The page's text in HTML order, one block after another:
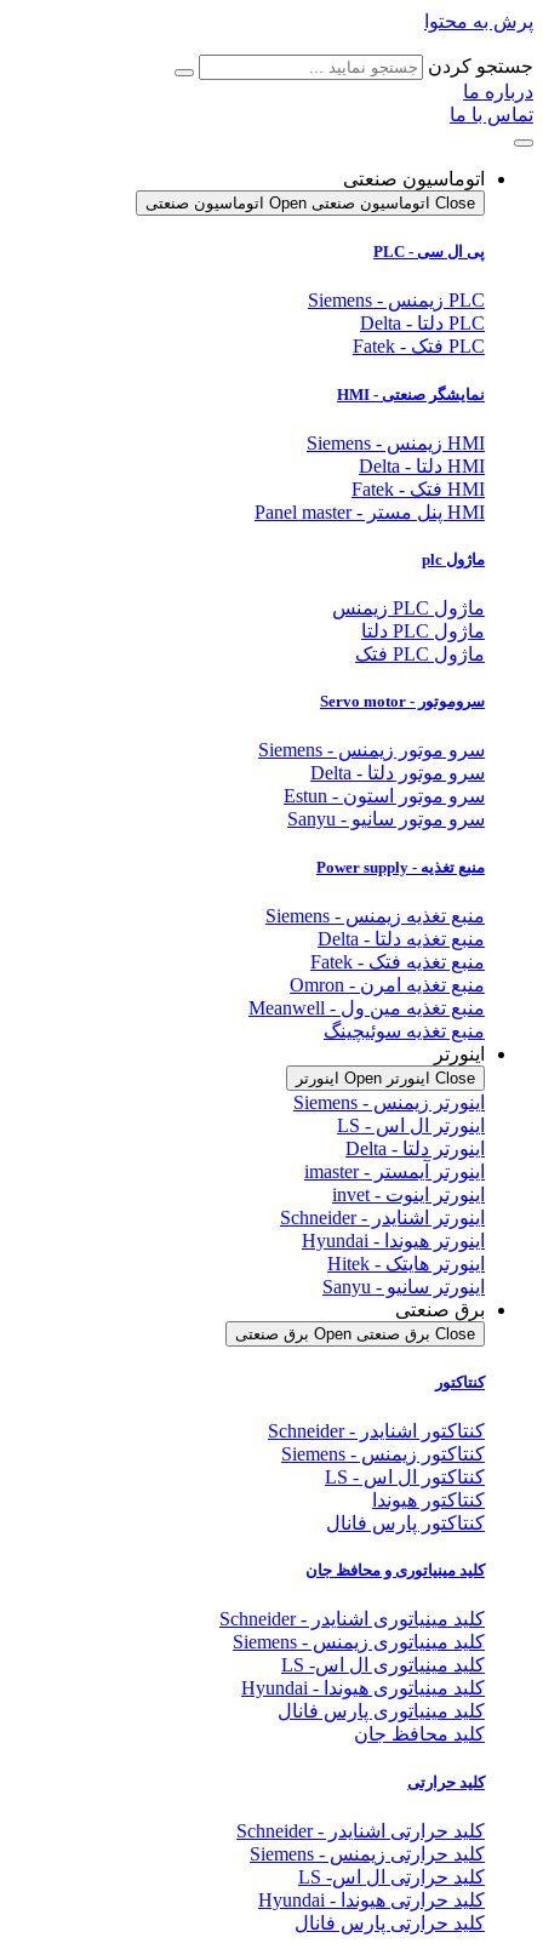
پرش به محتوا
جستجو کردن
درباره ما
تماس با ما
اتوماسیون صنعتی
Close اتوماسیون صنعتی Open اتوماسیون صنعتی
پی ال سی - PLC
PLC زیمنس - Siemens
PLC دلتا - Delta
PLC فتک - Fatek
نمایشگر صنعتی - HMI
HMI زیمنس - Siemens
HMI دلتا - Delta
HMI فتک - Fatek
HMI پنل مستر - Panel master
ماژول plc
ماژول PLC زیمنس
ماژول PLC دلتا
ماژول PLC فتک
سروموتور - Servo motor
سرو موتور زیمنس - Siemens
سرو موتور دلتا - Delta
سرو موتور استون - Estun
سرو موتور سانیو - Sanyu
منبع تغذیه - Power supply
منبع تغذیه زیمنس - Siemens
منبع تغذیه دلتا - Delta
منبع تغذیه فتک - Fatek
منبع تغذیه امرن - Omron
منبع تغذیه مین ول - Meanwell
منبع تغذیه سوئیچینگ
اینورتر
Close اینورتر Open اینورتر
اینورتر زیمنس - Siemens
اینورتر ال اس - LS
اینورتر دلتا - Delta
اینورتر آیمستر - imaster
اینورتر اینوت - invet
اینورتر اشنایدر - Schneider
اینورتر هیوندا - Hyundai
اینورتر هایتک - Hitek
اینورتر سانیو - Sanyu
برق صنعتی
Close برق صنعتی Open برق صنعتی
کنتاکتور
کنتاکتور اشنایدر - Schneider
کنتاکتور زیمنس - Siemens
کنتاکتور ال اس - LS
کنتاکتور هیوندا
کنتاکتور پارس فانال
کلید مینیاتوری و محافظ جان
کلید مینیاتوری اشنایدر - Schneider
کلید مینیاتوری زیمنس - Siemens
کلید مینیاتوری ال اس- LS
کلید مینیاتوری هیوندا - Hyundai
کلید مینیاتوری پارس فانال
کلید محافظ جان
کلید حرارتی
کلید حرارتی اشنایدر - Schneider
کلید حرارتی زیمنس - Siemens
کلید حرارتی ال اس- LS
کلید حرارتی هیوندا - Hyundai
کلید حرارتی پارس فانال